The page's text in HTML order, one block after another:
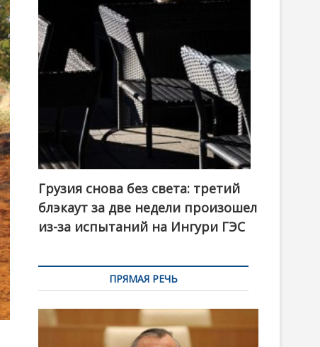
Грузия снова без света: третий
блэкаут за две недели произошел
из-за испытаний на Ингури ГЭС
ПРЯМАЯ РЕЧЬ